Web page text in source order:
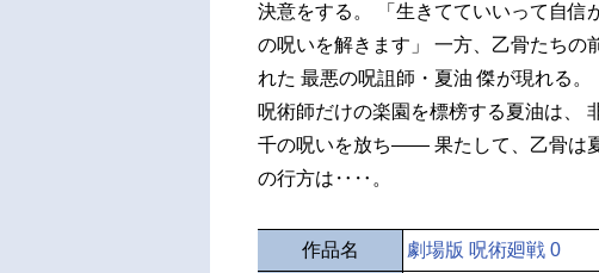
決意をする。 「生きてていいって自信
の呪いを解きます」 一方、乙骨たちの
れた 最悪の呪詛師・夏油 傑が現れる。
呪術師だけの楽園を標榜する夏油は、
千の呪いを放ち―― 果たして、乙骨は
の行方は‥‥。
作品名 劇場版 呪術廻戦 0